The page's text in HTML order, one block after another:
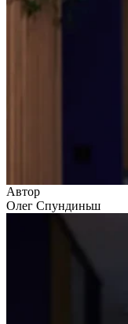
Автор
Олег Спундиньш